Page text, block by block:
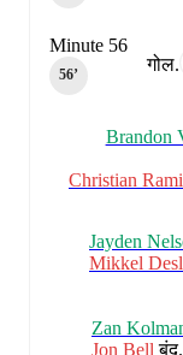
गोल.
Minute 56
56‎’‎
Brandon
Christian
Jayden
Mikkel
Zan
Jon Bell बंद.